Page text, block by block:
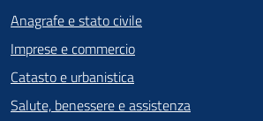
Anagrafe e stato civile
Imprese e commercio
Catasto e urbanistica
Salute, benessere e assistenza